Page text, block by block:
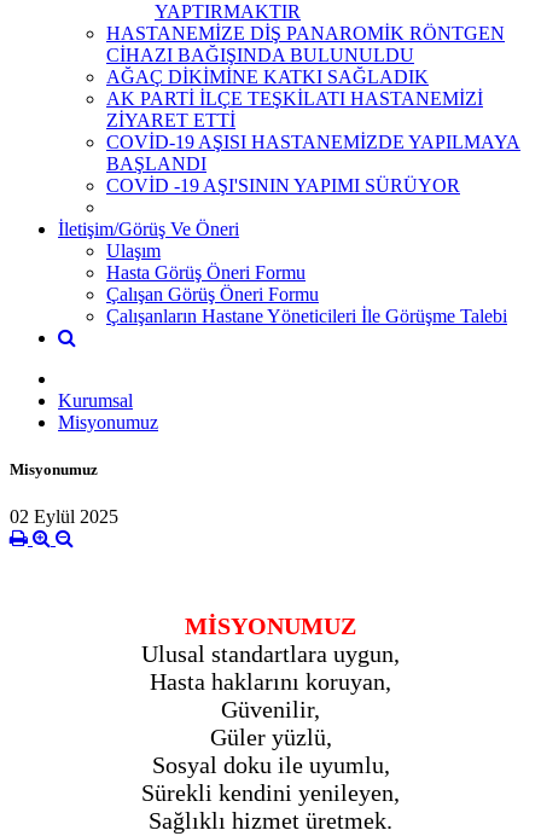
YAPTIRMAKTIR
HASTANEMİZE DİŞ PANAROMİK RÖNTGEN
CİHAZI BAĞIŞINDA BULUNULDU
AĞAÇ DİKİMİNE KATKI SAĞLADIK
AK PARTİ İLÇE TEŞKİLATI HASTANEMİZİ
ZİYARET ETTİ
COVİD-19 AŞISI HASTANEMİZDE YAPILMAYA
BAŞLANDI
COVİD -19 AŞI'SININ YAPIMI SÜRÜYOR
İletişim/Görüş Ve Öneri
Ulaşım
Hasta Görüş Öneri Formu
Çalışan Görüş Öneri Formu
Çalışanların Hastane Yöneticileri İle Görüşme Talebi
Kurumsal
Misyonumuz
Misyonumuz
02 Eylül 2025
MİSYONUMUZ
Ulusal standartlara uygun,
Hasta haklarını koruyan,
Güvenilir,
Güler yüzlü,
Sosyal doku ile uyumlu,
Sürekli kendini yenileyen,
Sağlıklı hizmet üretmek.